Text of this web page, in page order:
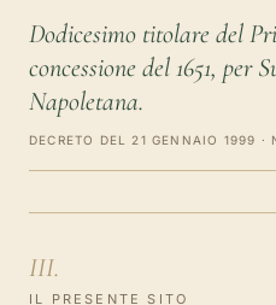
Dodicesimo titolare del
concessione del 1651, per
Napoletana.
DECRETO DEL 21 GENNAIO 1999 ·
III.
IL PRESENTE SITO